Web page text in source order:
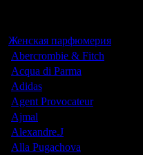
Женская парфюмерия
Abercrombie & Fitch
Acqua di Parma
Adidas
Agent Provocateur
Ajmal
Alexandre.J
Alla Pugachova